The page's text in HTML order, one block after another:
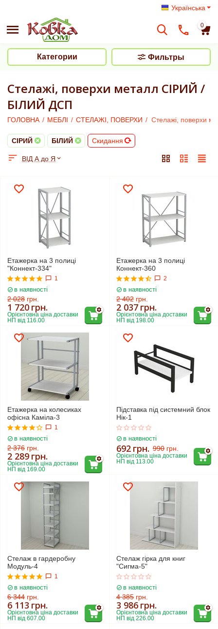
Українська
0
Категории Фильтры
Стелажі, поверхи металл СІРИЙ /
БІЛИЙ ДСП
ГОЛОВНА / МЕБЛІ / СТЕЛАЖІ, ПОВЕРХИ / Стелажі, поверхи
СІРИЙ БІЛИЙ Скидання
ВІД А до Я
Етажерка на 3 полиці
"Коннект-334"
1
в наявності
2 028 грн.
1 720 грн.
Орієнтовна ціна доставки
НП від 116.00
Етажерка на 3 полиці
Коннект-360
2
в наявності
2 402 грн.
2 037 грн.
Орієнтовна ціна доставки
НП від 198.00
Етажерка на колесиках
офісна Каміла-3
1
в наявності
2 376 грн.
2 289 грн.
Орієнтовна ціна доставки
НП від 169.00
Підставка під системний блок
Нік-1
в наявності
990 грн.
692 грн.
Орієнтовна ціна доставки
НП від 113.00
Стелаж в гардеробну
Модуль-4
1
в наявності
6 344 грн.
6 113 грн.
Орієнтовна ціна доставки
НП від 607.00
Стелаж гірка для книг
"Сигма-5"
в наявності
4 385 грн.
3 986 грн.
Орієнтовна ціна доставки
НП від 226.00